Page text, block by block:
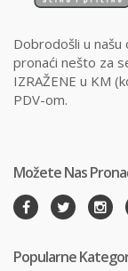
Dobrodošli u
pronaći nešto za
IZRAŽENE u KM
PDV-om.
Možete Nas
Popularne